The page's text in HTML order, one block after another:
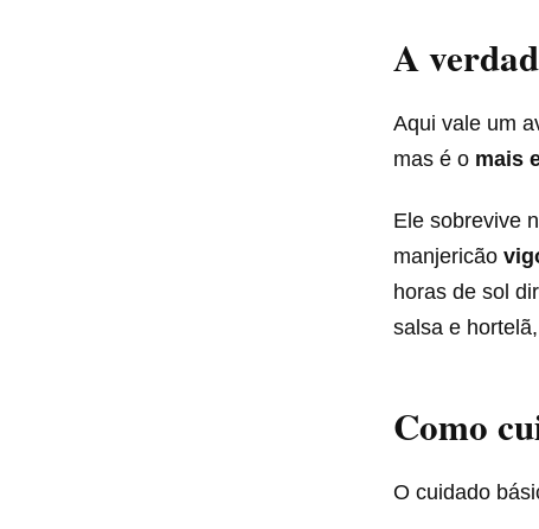
A
Aqui vale um
mas é o mais
Ele sobrevive
manjericão
horas de sol
salsa e
Como
O cuidado